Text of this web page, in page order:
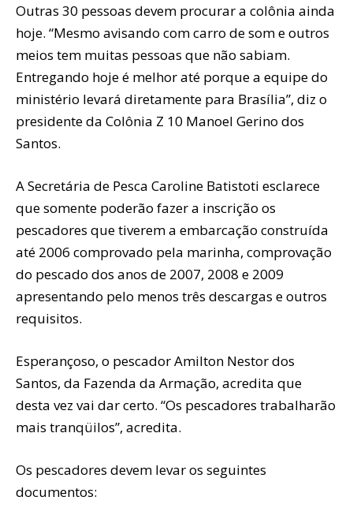
Outras 30 pessoas devem procurar a colônia ainda
hoje. “Mesmo avisando com carro de som e outros
meios tem muitas pessoas que não sabiam.
Entregando hoje é melhor até porque a equipe do
ministério levará diretamente para Brasília”, diz o
presidente da Colônia Z 10 Manoel Gerino dos
Santos.
A Secretária de Pesca Caroline Batistoti esclarece
que somente poderão fazer a inscrição os
pescadores que tiverem a embarcação construída
até 2006 comprovado pela marinha, comprovação
do pescado dos anos de 2007, 2008 e 2009
apresentando pelo menos três descargas e outros
requisitos.
Esperançoso, o pescador Amilton Nestor dos
Santos, da Fazenda da Armação, acredita que
desta vez vai dar certo. “Os pescadores trabalharão
mais tranqüilos”, acredita.
Os pescadores devem levar os seguintes
documentos: